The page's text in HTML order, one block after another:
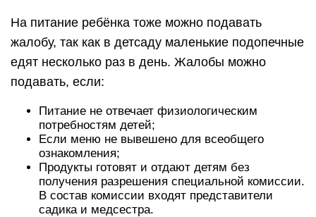
На питание ребёнка тоже можно подавать
жалобу, так как в детсаду маленькие подопечные
едят несколько раз в день. Жалобы можно
подавать, если:
Питание не отвечает физиологическим
потребностям детей;
Если меню не вывешено для всеобщего
ознакомления;
Продукты готовят и отдают детям без
получения разрешения специальной комиссии.
В состав комиссии входят представители
садика и медсестра.